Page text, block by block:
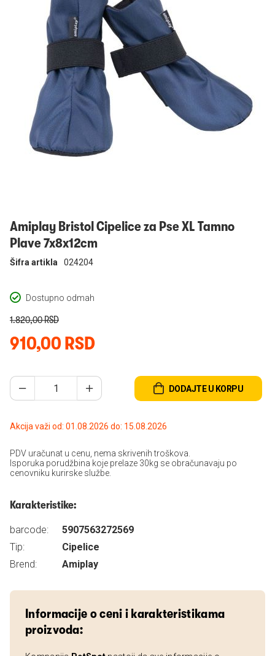
Prijavi se
Amiplay Bristol Cipelice za Pse XL Tamno
Plave 7x8x12cm
Dostupno odmah
Šifra artikla 024204
910,00 RSD
1.820,00 RSD
DODAJTE U KORPU
Akcija važi od: 01.08.2026 do: 15.08.2026
PDV uračunat u cenu, nema skrivenih troškova.
Isporuka porudžbina koje prelaze 30kg se obračunavaju po
cenovniku kurirske službe.
Karakteristike:
barcode:
5907563272569
Tip:
Cipelice
Brend:
Amiplay
Informacije o ceni i karakteristikama
proizvoda: